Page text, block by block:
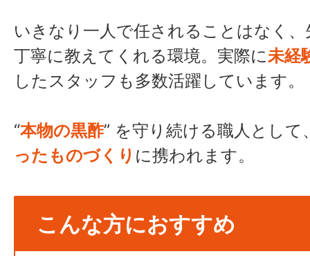
いきなり一人で任されることはなく
丁寧に教えてくれる環境。実際に未経
したスタッフも多数活躍しています。
“本物の黒酢” を守り続ける職人として
ったものづくり に携われます。
こんな方におすすめ